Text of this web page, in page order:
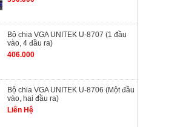
Bộ chia VGA UNITEK U-8707 (1 đầu
vào, 4 đầu ra)
406.000
Bộ chia VGA UNITEK U-8706 (Một đầu
vào, hai đầu ra)
Liên Hệ